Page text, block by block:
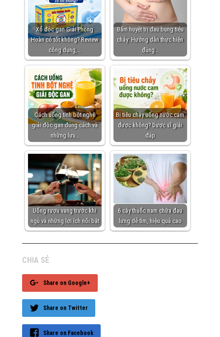
Xổ độc gan Giải Phong
Hoàn có tốt không? Review
công dụng,…
Bấm huyệt trị đau bụng tiêu
chảy: Hướng dẫn thực hiện
đúng…
Cách uống tinh bột nghệ
giải độc gan đúng cách và
những lưu…
Bị tiêu chảy uống nước cam
được không? Dược sĩ giải
đáp
Uống rượu vang trước khi
ngủ và những lợi ích nổi bật
6 cây thuốc nam chữa đau
lưng dễ tìm, hiệu quả cao
CHIA SẺ
Share on Google+
Share on Twitter
Share on Facebook